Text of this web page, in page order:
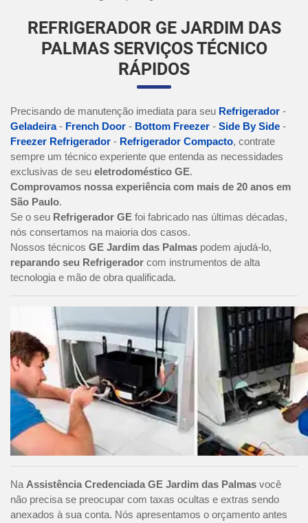
REFRIGERADOR GE JARDIM DAS
PALMAS SERVIÇOS TÉCNICO
RÁPIDOS
Precisando de manutenção imediata para seu Refrigerador -
Geladeira- French Door - Bottom Freezer - Side By Side -
Freezer Refrigerador - Refrigerador Compacto, contrate
sempre um técnico experiente que entenda as necessidades
exclusivas de seu eletrodoméstico GE.
Comprovamos nossa experiência com mais de 20 anos em
São Paulo.
Se o seu Refrigerador GE foi fabricado nas últimas décadas,
nós consertamos na maioria dos casos.
Nossos técnicos GE Jardim das Palmas podem ajudá-lo,
reparando seu Refrigerador com instrumentos de alta
tecnologia e mão de obra qualificada.
Na Assistência Credenciada GE Jardim das Palmas você
não precisa se preocupar com taxas ocultas e extras sendo
anexados à sua conta. Nós apresentamos o orçamento antes